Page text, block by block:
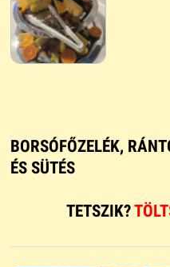
BORSÓFŐZELÉK,
ÉS SÜTÉS
TETSZIK?